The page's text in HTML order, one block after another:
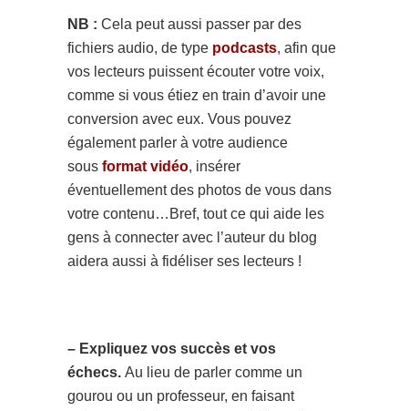
NB : Cela peut aussi passer par des
fichiers audio, de type podcasts, afin que
vos lecteurs puissent écouter votre voix,
comme si vous étiez en train d’avoir une
conversion avec eux. Vous pouvez
également parler à votre audience
sous format vidéo, insérer
éventuellement des photos de vous dans
votre contenu…Bref, tout ce qui aide les
gens à connecter avec l’auteur du blog
aidera aussi à fidéliser ses lecteurs !
– Expliquez vos succès et vos
échecs. Au lieu de parler comme un
gourou ou un professeur, en faisant